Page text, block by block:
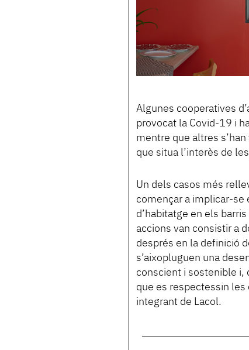
Algunes cooperatives
provocat la Covid-19 i
mentre que altres
que situa l’interès de
Un dels casos més
començar a implicar-se
d’habitatge en els
accions van consistir a
després en la definició
s’aixopluguen una
conscient i sostenible i,
que es respectessin les
integrant de Lacol.